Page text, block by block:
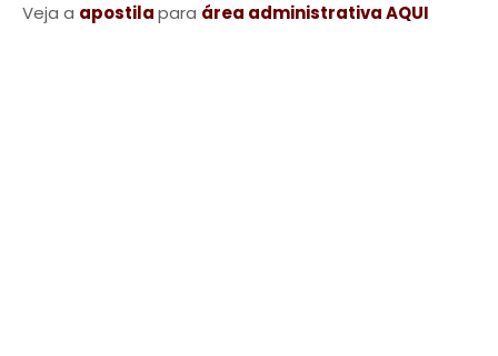
Veja a apostilapara área administrativa AQUI